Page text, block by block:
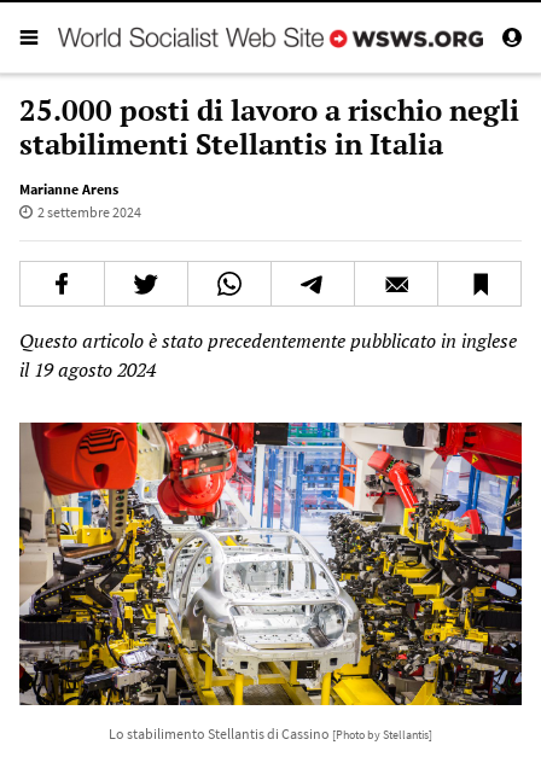
25.000 posti di lavoro a rischio negli
stabilimenti Stellantis in Italia
Marianne Arens
2 settembre 2024
Questo articolo è stato precedentemente pubblicato in inglese
il 19 agosto 2024
Lo stabilimento Stellantis di Cassino [Photo by Stellantis]